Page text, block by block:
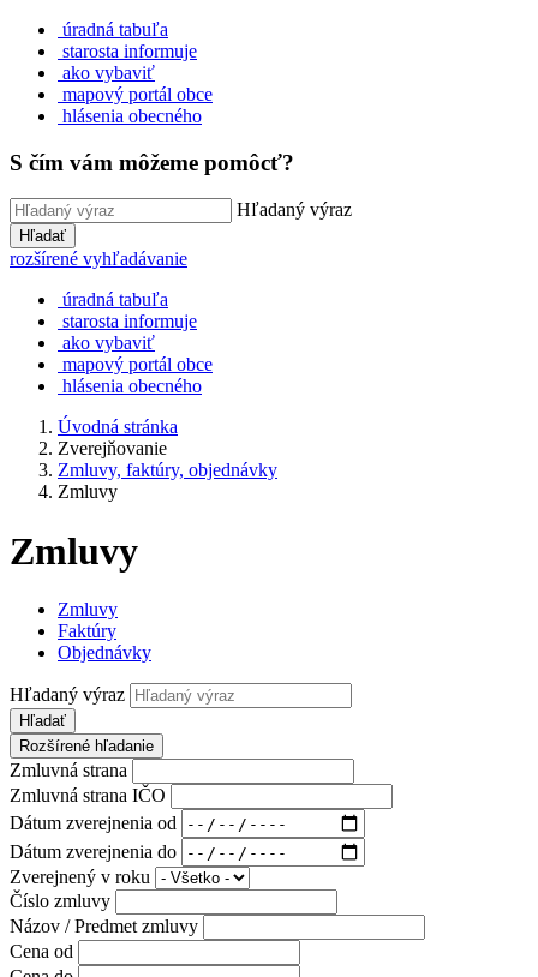
úradná tabuľa
starosta informuje
ako vybaviť
mapový portál obce
hlásenia obecného
S čím vám môžeme pomôcť?
Hľadaný výraz
Hľadať
rozšírené vyhľadávanie
úradná tabuľa
starosta informuje
ako vybaviť
mapový portál obce
hlásenia obecného
Úvodná stránka
Zverejňovanie
Zmluvy, faktúry, objednávky
Zmluvy
Zmluvy
Zmluvy
Faktúry
Objednávky
Hľadaný výraz
Hľadať
Rozšírené hľadanie
Zmluvná strana
Zmluvná strana IČO
Dátum zverejnenia od
Dátum zverejnenia do
Zverejnený v roku
Číslo zmluvy
Názov / Predmet zmluvy
Cena od